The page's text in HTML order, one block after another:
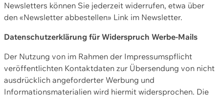
Newsletters können Sie jederzeit widerrufen, etwa über
den «Newsletter abbestellen» Link im Newsletter.
Datenschutzerklärung für Widerspruch Werbe-Mails
Der Nutzung von im Rahmen der Impressumspflicht
veröffentlichten Kontaktdaten zur Übersendung von nicht
ausdrücklich angeforderter Werbung und
Informationsmaterialien wird hiermit widersprochen. Die